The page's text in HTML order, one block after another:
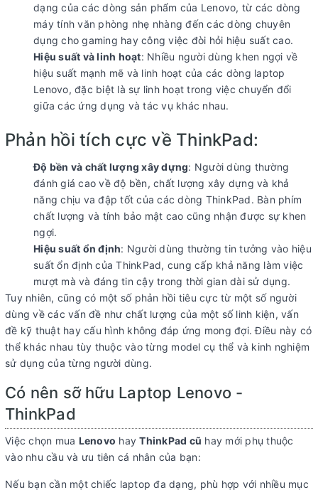
dạng của các dòng sản phẩm của Lenovo, từ các dòng
máy tính văn phòng nhẹ nhàng đến các dòng chuyên
dụng cho gaming hay công việc đòi hỏi hiệu suất cao.
Hiệu suất và linh hoạt: Nhiều người dùng khen ngợi về
hiệu suất mạnh mẽ và linh hoạt của các dòng laptop
Lenovo, đặc biệt là sự linh hoạt trong việc chuyển đổi
giữa các ứng dụng và tác vụ khác nhau.
Phản hồi tích cực về ThinkPad:
Độ bền và chất lượng xây dựng: Người dùng thường
đánh giá cao về độ bền, chất lượng xây dựng và khả
năng chịu va đập tốt của các dòng ThinkPad. Bàn phím
chất lượng và tính bảo mật cao cũng nhận được sự khen
ngợi.
Hiệu suất ổn định: Người dùng thường tin tưởng vào hiệu
suất ổn định của ThinkPad, cung cấp khả năng làm việc
mượt mà và đáng tin cậy trong thời gian dài sử dụng.
Tuy nhiên, cũng có một số phản hồi tiêu cực từ một số người
dùng về các vấn đề như chất lượng của một số linh kiện, vấn
đề kỹ thuật hay cấu hình không đáp ứng mong đợi. Điều này có
thể khác nhau tùy thuộc vào từng model cụ thể và kinh nghiệm
sử dụng của từng người dùng.
Có nên sỡ hữu Laptop Lenovo -
ThinkPad
Việc chọn mua Lenovo hayThinkPad cũ hay mới phụ thuộc
vào nhu cầu và ưu tiên cá nhân của bạn:
Nếu bạn cần một chiếc laptop đa dạng, phù hợp với nhiều mục